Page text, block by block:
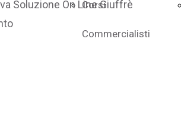
Corsi
Commercialisti
Soluzione On Line Giuffrè